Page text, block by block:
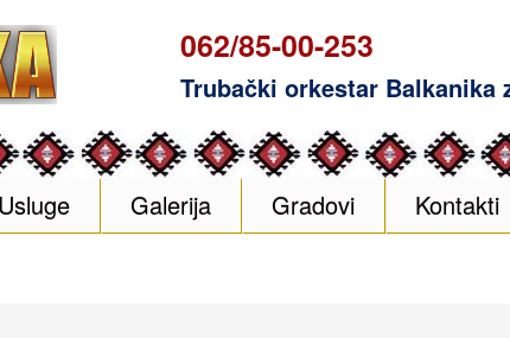
062/85-00-253
Trubački orkestar Balkanika
Usluge Galerija Gradovi Kontakti